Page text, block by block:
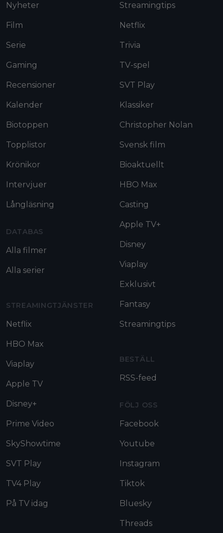
Nyheter
Film
Serie
Gaming
Recensioner
Kalender
Biotoppen
Topplistor
Krönikor
Intervjuer
Långläsning
DATABAS
Alla filmer
Alla serier
STREAMINGTJÄNSTER
Netflix
HBO Max
Viaplay
Apple TV
Disney+
Prime Video
SkyShowtime
SVT Play
TV4 Play
På TV idag
Streamingtips
Netflix
Trivia
TV-spel
SVT Play
Klassiker
Christopher Nolan
Svensk film
Bioaktuellt
HBO Max
Casting
Apple TV+
Disney
Viaplay
Exklusivt
Fantasy
Streamingtips
BESTÄLL
RSS-feed
FÖLJ OSS
Facebook
Youtube
Instagram
Tiktok
Bluesky
Threads